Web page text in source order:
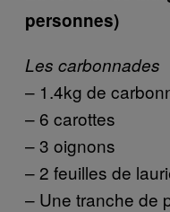
personnes)
Les carbonnades
– 1.4kg de
– 6 carottes
– 3 oignons
– 2 feuilles de
– Une tranche de